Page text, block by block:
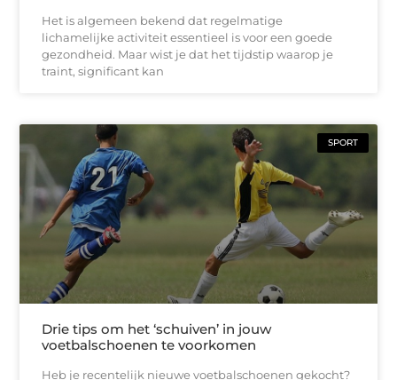
Het is algemeen bekend dat regelmatige
lichamelijke activiteit essentieel is voor een goede
gezondheid. Maar wist je dat het tijdstip waarop je
traint, significant kan
SPORT
Drie tips om het ‘schuiven’ in jouw
voetbalschoenen te voorkomen
Heb je recentelijk nieuwe voetbalschoenen gekocht?